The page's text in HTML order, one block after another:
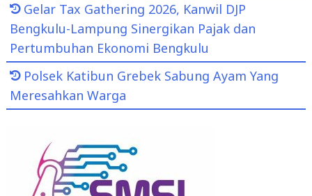
Gelar Tax Gathering 2026, Kanwil DJP
Bengkulu-Lampung Sinergikan Pajak dan
Pertumbuhan Ekonomi Bengkulu
Polsek Katibun Grebek Sabung Ayam Yang
Meresahkan Warga